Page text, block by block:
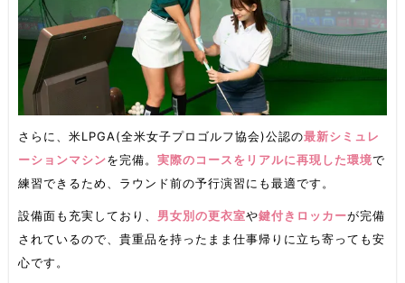
さらに、米LPGA(全米女子プロゴルフ協会)公認の最新シミュレ
ーションマシンを完備。 実際のコースをリアルに再現した環境で
練習できるため、ラウンド前の予行演習にも最適です。
設備面も充実しており、 男女別の更衣室や鍵付きロッカーが完備
されているので、貴重品を持ったまま仕事帰りに立ち寄っても安
心です。